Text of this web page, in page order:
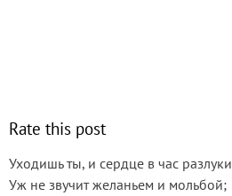
Rate this post
Уходишь ты, и сердце в час разлуки
Уж не звучит желаньем и мольбой;